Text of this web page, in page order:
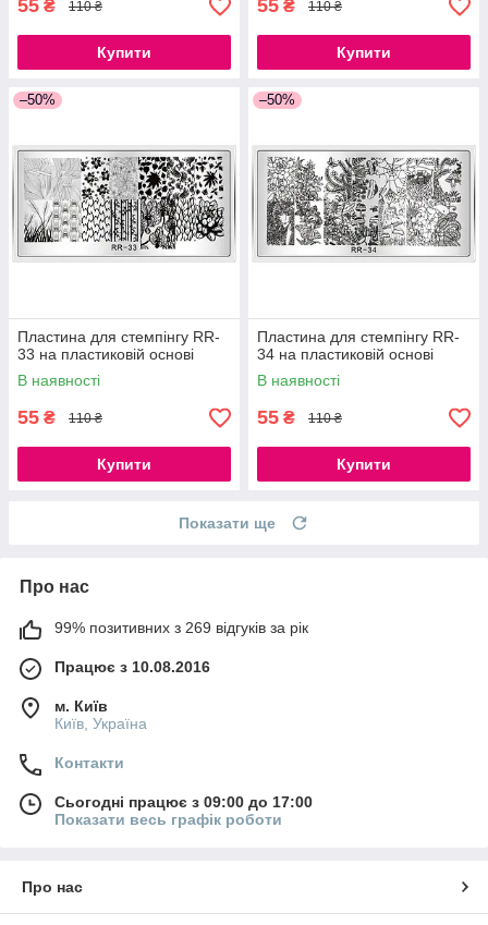
55 ₴ 110 ₴
Купити
55 ₴ 110 ₴
Купити
–50%
Пластина для стемпінгу RR-
33 на пластиковій основі
В наявності
55 ₴ 110 ₴
Купити
–50%
Пластина для стемпінгу RR-
34 на пластиковій основі
В наявності
55 ₴ 110 ₴
Купити
Показати ще
Про нас
99% позитивних з 269 відгуків за рік
Працює з 10.08.2016
м. Київ
Київ, Україна
Контакти
Сьогодні працює з 09:00 до 17:00
Показати весь графік роботи
Про нас